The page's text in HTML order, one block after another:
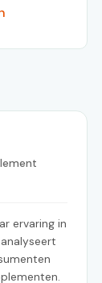
ervaring in